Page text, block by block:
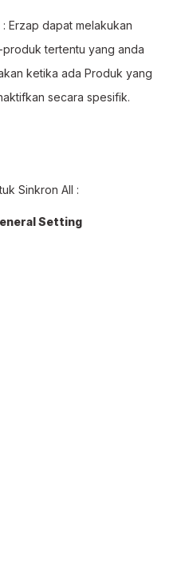
: Erzap dapat melakukan
tertentu yang anda
ketika ada Produk yang
secara spesifik.
Sinkron All :
Setting